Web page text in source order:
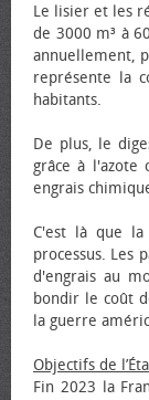
Le lisier et les
de 3000 m³ à
annuellement,
représente la
habitants.
De plus, le
grâce à
engrais
C'est là que
processus. Les
d'engrais au
bondir le coût
la guerre
Objectifs de
Fin 2023 la